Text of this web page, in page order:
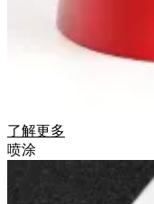
了解更多
喷涂